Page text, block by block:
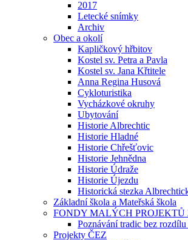
2017
Letecké snímky
Archiv
Obec a okolí
Kapličkový hřbitov
Kostel sv. Petra a Pavla
Kostel sv. Jana Křtitele
Anna Regina Husová
Cykloturistika
Vycházkové okruhy
Ubytování
Historie Albrechtic
Historie Hladné
Historie Chřešťovic
Historie Jehnědna
Historie Údraže
Historie Újezdu
Historická stezka
Základní škola a Mateřská škola
FONDY MALÝCH PROJEKTŮ
Poznávání tradic bez
Projekty ČEZ